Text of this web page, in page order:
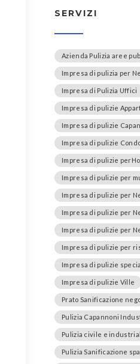
SERVIZI
Azienda Pulizia aree
Impresa di pulizia per
Impresa di Pulizia Uffici
Impresa di pulizie
Impresa di pulizie
Impresa di pulizie
Impresa di pulizie
Impresa di pulizie per
Impresa di pulizie per
Impresa di pulizie per
Impresa di pulizie per
Impresa di pulizie per
Impresa di pulizie
Impresa di pulizie Ville
Prato Sanificazione
Pulizia Capannoni
Pulizia civile e
Pulizia Sanificazione